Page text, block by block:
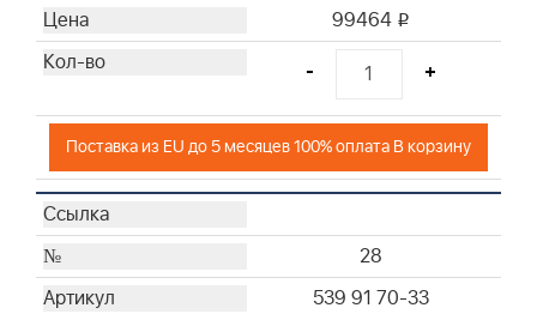
99464 i
- +
Поставка из EU до 5 месяцев 100% оплата В корзину
28
539 91 70-33